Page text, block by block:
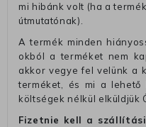
mi hibánk volt (ha a
útmutatónak).
A termék minden
okból a terméket nem
akkor vegye fel velünk a
terméket, és mi a lehető
költségek nélkül elküldjük
Fizetnie kell a